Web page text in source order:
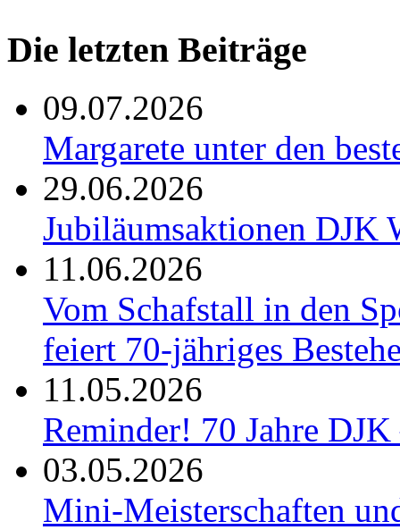
Die letzten Beiträge
09.07.2026
Margarete unter den
29.06.2026
Jubiläumsaktionen DJK
11.06.2026
Vom Schafstall in den
feiert 70-jähriges
11.05.2026
Reminder! 70 Jahre
03.05.2026
Mini-Meisterschaften